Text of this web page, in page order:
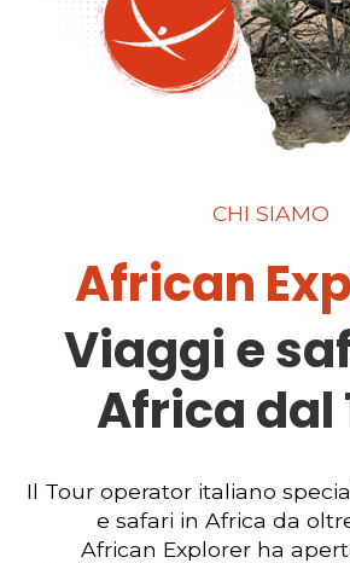
CHI SIAMO
African
Viaggi e
Africa dal
Il Tour operator italiano
e safari in Africa da
African Explorer ha